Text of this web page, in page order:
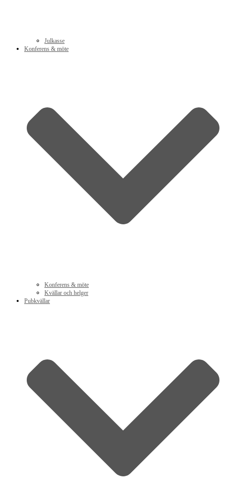
Julkasse
Konferens & möte
Konferens & möte
Kvällar och helger
Pubkvällar